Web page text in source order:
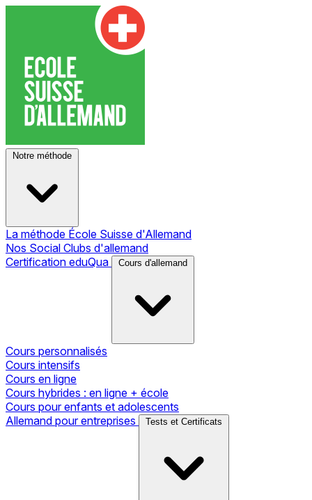
Notre méthode
La méthode École Suisse d'Allemand
Nos Social Clubs d'allemand
Certification eduQua
Cours d'allemand
Cours personnalisés
Cours intensifs
Cours en ligne
Cours hybrides : en ligne + école
Cours pour enfants et adolescents
Allemand pour entreprises
Tests et Certificats